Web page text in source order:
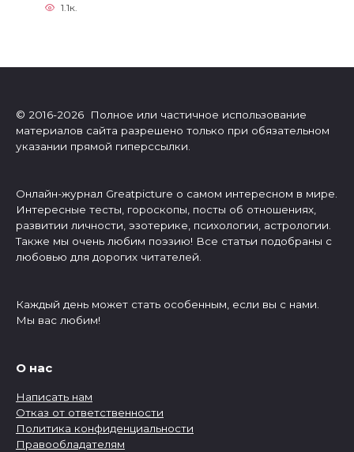
1.1к.
© 2016-2026 Полное или частичное использование
материалов сайта разрешено только при обязательном
указании прямой гиперссылки.
Онлайн-журнал Greatpicture о самом интересном в мире.
Интересные тесты, гороскопы, посты об отношениях,
развитии личности, эзотерике, психологии, астрологии.
Также мы очень любим поэзию! Все статьи подобраны с
любовью для дорогих читателей.
Каждый день может стать особенным, если вы с нами.
Мы вас любим!
О нас
Написать нам
Отказ от ответственности
Политика конфиденциальности
Правообладателям